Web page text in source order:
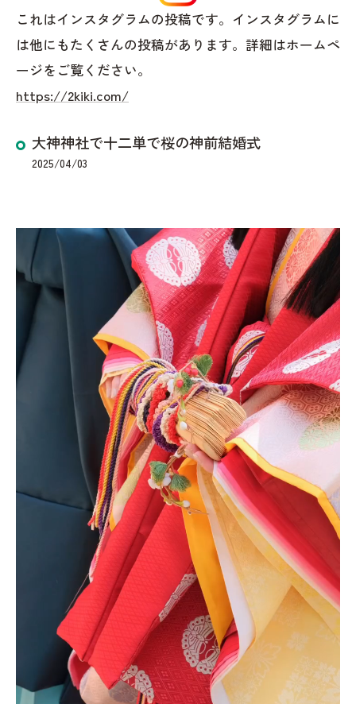
大神神社で十二単で桜の神前結婚式
2025/04/03
これはインスタグラムの投稿です。インスタグラムに
は他にもたくさんの投稿があります。詳細はホームペ
ージをご覧ください。
https://2kiki.com/